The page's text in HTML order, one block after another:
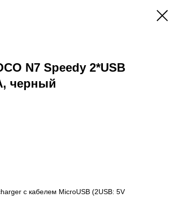
N7 Speedy 2*USB
черный
с кабелем MicroUSB (2USB: 5V